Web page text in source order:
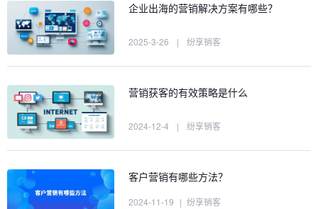
企业出海的营销解决方案有哪些？
2025-3-26 | 纷享销客
营销获客的有效策略是什么
2024-12-4 | 纷享销客
客户营销有哪些方法？
2024-11-19 | 纷享销客